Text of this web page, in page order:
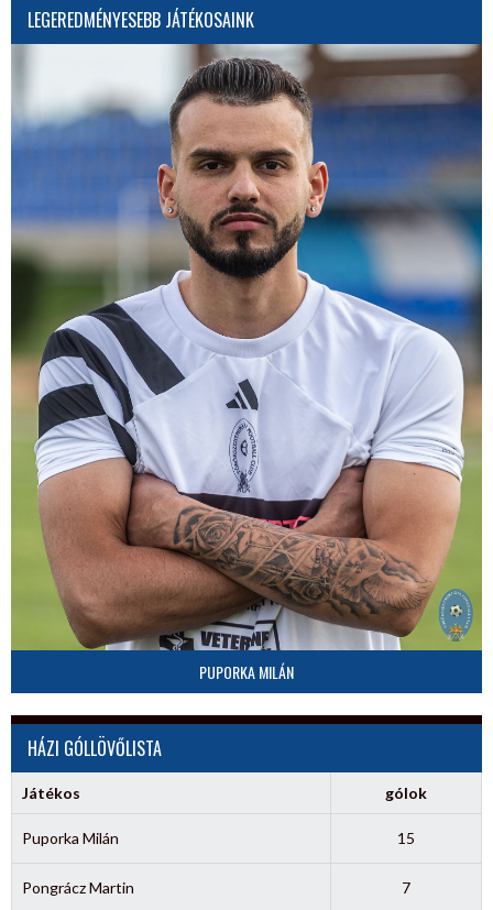
LEGEREDMÉNYESEBB JÁTÉKOSAINK
PUPORKA MILÁN
HÁZI GÓLLÖVŐLISTA
Játékos gólok
Puporka Milán 15
Pongrácz Martin 7